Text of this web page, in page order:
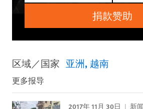
捐款赞助
区域／国家 亚洲 越南
更多报导
2017年 11月 30日 新